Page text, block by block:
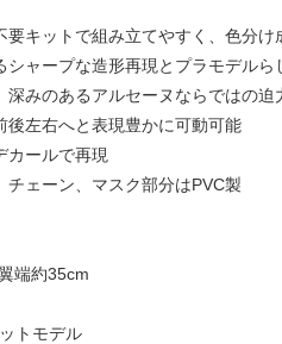
要キットで組み立てやすく、色分け
シャープな造形再現とプラモデル
深みのあるアルセーヌならではの迫
後左右へと表現豊かに可動可能
カールで再現
チェーン、マスク部分はPVC製
端約35cm
トモデル